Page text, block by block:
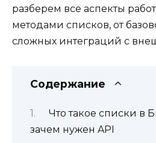
разберем все аспекты
методами списков, от
сложных интеграций с
Содержание
Что такое списки в
зачем нужен API